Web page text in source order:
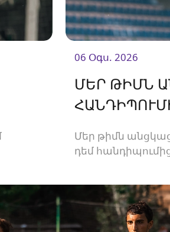
06 Օգս. 2026
ՄԵՐ ԹԻՄՆ
Մեր թիմն
դեմ